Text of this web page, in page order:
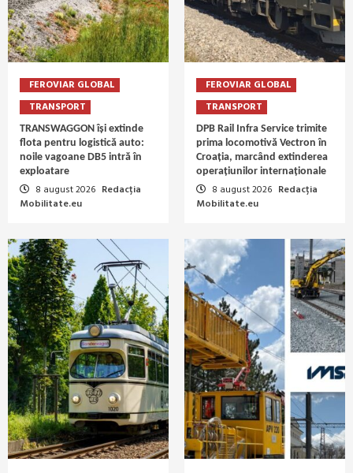
FEROVIAR GLOBAL
TRANSPORT
TRANSWAGGON își extinde
flota pentru logistică auto:
noile vagoane DB5 intră în
exploatare
8 august 2026 Redacția
Mobilitate.eu
FEROVIAR GLOBAL
TRANSPORT
DPB Rail Infra Service trimite
prima locomotivă Vectron în
Croația, marcând extinderea
operațiunilor internaționale
8 august 2026 Redacția
Mobilitate.eu